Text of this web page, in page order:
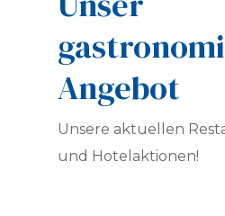
Angebot
Unsere aktuellen
und Hotelaktionen!